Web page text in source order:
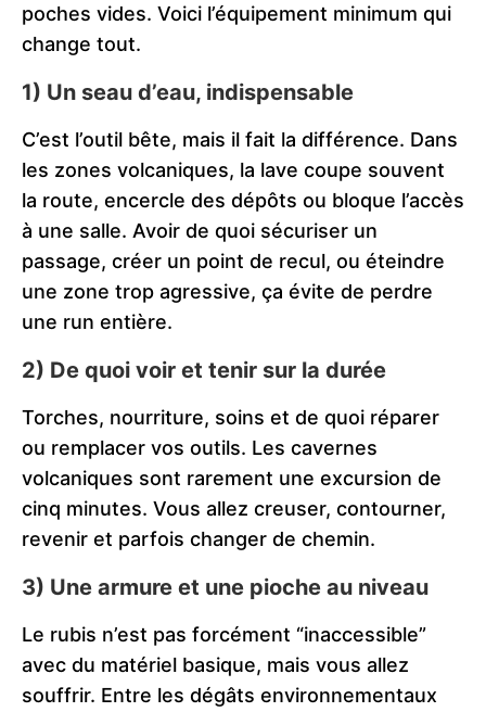
poches vides. Voici l’équipement minimum qui
change tout.
1) Un seau d’eau, indispensable
C’est l’outil bête, mais il fait la différence. Dans
les zones volcaniques, la lave coupe souvent
la route, encercle des dépôts ou bloque l’accès
à une salle. Avoir de quoi sécuriser un
passage, créer un point de recul, ou éteindre
une zone trop agressive, ça évite de perdre
une run entière.
2) De quoi voir et tenir sur la durée
Torches, nourriture, soins et de quoi réparer
ou remplacer vos outils. Les cavernes
volcaniques sont rarement une excursion de
cinq minutes. Vous allez creuser, contourner,
revenir et parfois changer de chemin.
3) Une armure et une pioche au niveau
Le rubis n’est pas forcément “inaccessible”
avec du matériel basique, mais vous allez
souffrir. Entre les dégâts environnementaux